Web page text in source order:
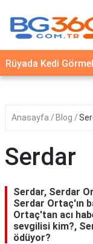
YEMEK
TARİFLERİ
SAĞLIK
Rüyada Kedi
Anasayfa Blog
Serdar
Serdar, Serdar
Serdar Ortaç'ın
Ortaç'tan acı
sevgilisi kim?,
ödüyor?